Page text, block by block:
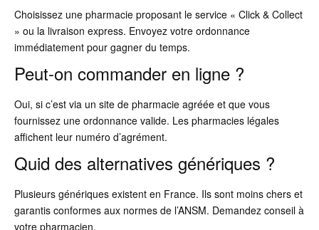
Choisissez une pharmacie proposant le service « Click & Collect
» ou la livraison express. Envoyez votre ordonnance
immédiatement pour gagner du temps.
Peut-on commander en ligne ?
Oui, si c’est via un site de pharmacie agréée et que vous
fournissez une ordonnance valide. Les pharmacies légales
affichent leur numéro d’agrément.
Quid des alternatives génériques ?
Plusieurs génériques existent en France. Ils sont moins chers et
garantis conformes aux normes de l’ANSM. Demandez conseil à
votre pharmacien.